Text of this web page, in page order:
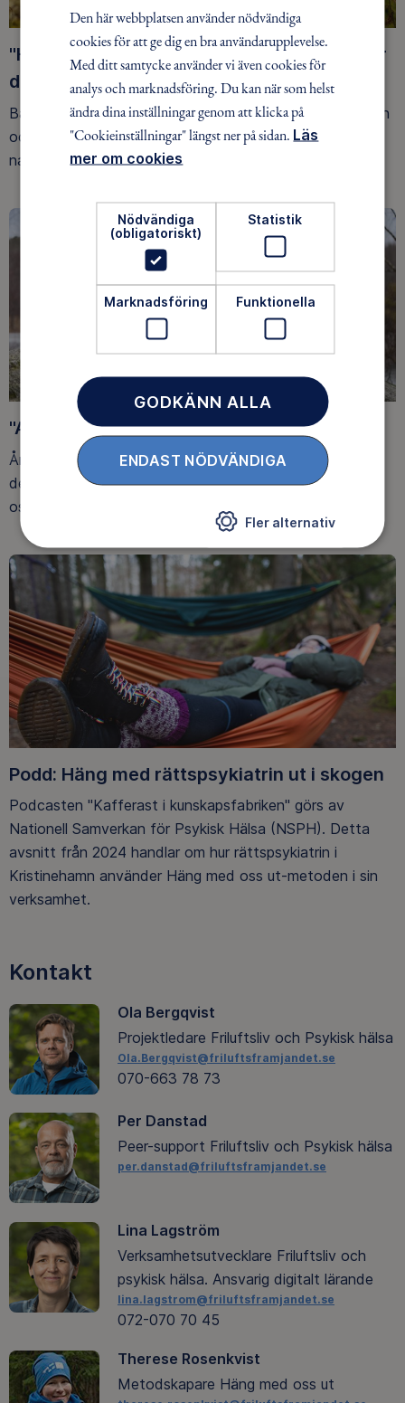
"Hade jag inte hittat det här vet jag inte hur
det hade gått"
Barndomen kantades av mobbing och missbruk i familjen
och spåren blev djupa och var svåra att råda bot på. I
naturen har Frida hittat en plats där hon mår bättre.
"Att delta har förändrat hela mitt liv"
År av fysisk sjukdom ledde till ångest och depressioner,
det var först när Jennie kom i kontakt med Häng med
oss ut-metoden som hon hittade glädjen igen.
Podd: Häng med rättspsykiatrin ut i skogen
Podcasten "Kafferast i kunskapsfabriken" görs av
Nationell Samverkan för Psykisk Hälsa (NSPH). Detta
avsnitt från 2024 handlar om hur rättspsykiatrin i
Kristinehamn använder Häng med oss ut-metoden i sin
verksamhet.
Kontakt
Ola Bergqvist
Projektledare Friluftsliv och Psykisk hälsa
Ola.Bergqvist@friluftsframjandet.se
070-663 78 73
Per Danstad
Peer-support Friluftsliv och Psykisk hälsa
per.danstad@friluftsframjandet.se
Lina Lagström
Verksamhetsutvecklare Friluftsliv och
psykisk hälsa. Ansvarig digitalt lärande
lina.lagstrom@friluftsframjandet.se
072-070 70 45
Therese Rosenkvist
Metodskapare Häng med oss ut
Den här webbplatsen använder nödvändiga
cookies för att ge dig en bra användarupplevelse.
Med ditt samtycke använder vi även cookies för
analys och marknadsföring. Du kan när som helst
ändra dina inställningar genom att klicka på
"Cookieinställningar" längst ner på sidan. Läs
mer om cookies
Nödvändiga
(obligatoriskt)
Statistik
Marknadsföring Funktionella
GODKÄNN ALLA
ENDAST NÖDVÄNDIGA
Fler alternativ